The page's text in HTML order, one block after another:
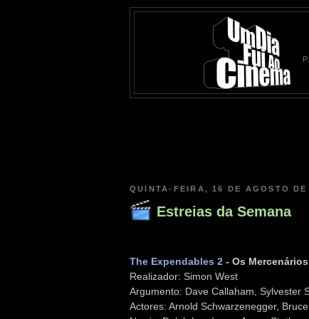
QUINTA-FEIRA, 16 DE AGOSTO DE
Estreias da Semana
The Expendables 2 - Os
Realizador: Simon West
Argumento: Dave Callaham, Sylvester
Actores: Arnold Schwarzenegger,